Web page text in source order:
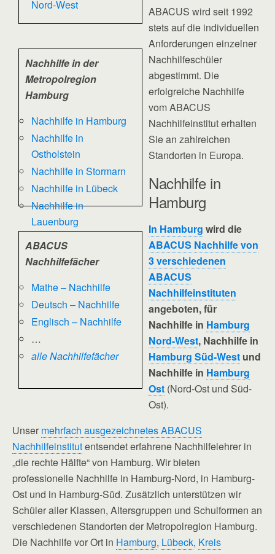
Nord-West
Nachhilfe in der
Metropolregion
Hamburg
Nachhilfe in Hamburg
Nachhilfe in
Ostholstein
Nachhilfe in Stormarn
Nachhilfe in Lübeck
Nachhilfe in
Lauenburg
ABACUS
Nachhilfefächer
Mathe – Nachhilfe
Deutsch – Nachhilfe
Englisch – Nachhilfe
…
alle Nachhilfefächer
ABACUS wird seit 1992
stets auf die individuellen
Anforderungen einzelner
Nachhilfeschüler
abgestimmt. Die
erfolgreiche Nachhilfe
vom ABACUS
Nachhilfeinstitut erhalten
Sie an zahlreichen
Standorten in Europa.
Nachhilfe in
Hamburg
In Hamburg wird die
ABACUS Nachhilfe von
3 verschiedenen
ABACUS
Nachhilfeinstituten
angeboten, für
Nachhilfe in Hamburg
Nord-West, Nachhilfe in
Hamburg Süd-West und
Nachhilfe in Hamburg
Ost (Nord-Ost und Süd-
Ost).
Unser mehrfach ausgezeichnetes ABACUS
Nachhilfeinstitutentsendet erfahrene Nachhilfelehrer in
„die rechte Hälfte“ von Hamburg. Wir bieten
professionelle Nachhilfe in Hamburg-Nord, in Hamburg-
Ost und in Hamburg-Süd. Zusätzlich unterstützen wir
Schüler aller Klassen, Altersgruppen und Schulformen an
verschiedenen Standorten der Metropolregion Hamburg.
Die Nachhilfe vor Ort in Hamburg, Lübeck, Kreis